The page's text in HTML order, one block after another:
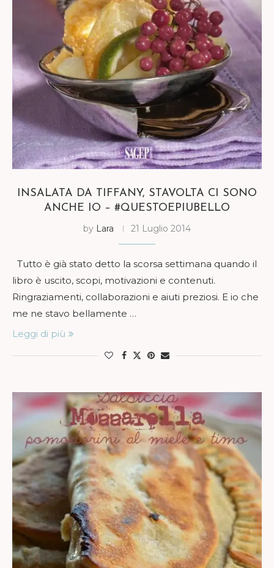
INSALATA DA TIFFANY, STAVOLTA CI SONO
ANCHE IO – #QUESTOEPIUBELLO
by Lara 21 Luglio 2014
Tutto è già stato detto la scorsa settimana quando il
libro è uscito, scopi, motivazioni e contenuti.
Ringraziamenti, collaborazioni e aiuti preziosi. E io che
me ne stavo bellamente …
Leggi di più